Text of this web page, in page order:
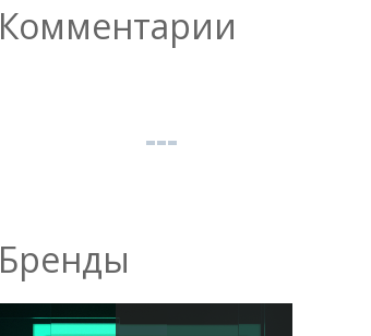
Комментарии
Бренды